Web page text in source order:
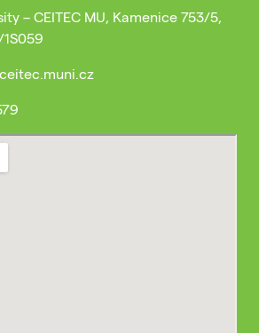
– CEITEC MU, Kamenice 753/5,